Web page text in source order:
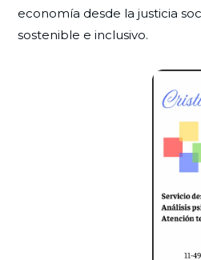
economía desde la justicia
sostenible e inclusivo.